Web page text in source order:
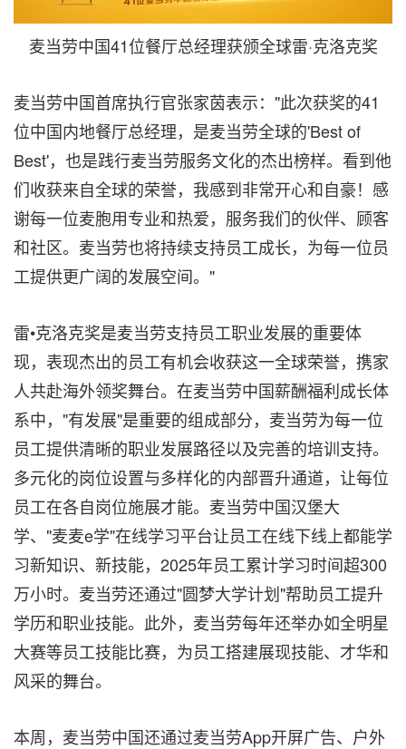
麦当劳中国41位餐厅总经理获颁全球雷·克洛克奖
麦当劳中国首席执行官张家茵表示："此次获奖的41
位中国内地餐厅总经理，是麦当劳全球的'Best of
Best'，也是践行麦当劳服务文化的杰出榜样。看到他
们收获来自全球的荣誉，我感到非常开心和自豪！感
谢每一位麦胞用专业和热爱，服务我们的伙伴、顾客
和社区。麦当劳也将持续支持员工成长，为每一位员
工提供更广阔的发展空间。"
雷•克洛克奖是麦当劳支持员工职业发展的重要体
现，表现杰出的员工有机会收获这一全球荣誉，携家
人共赴海外领奖舞台。在麦当劳中国薪酬福利成长体
系中，"有发展"是重要的组成部分，麦当劳为每一位
员工提供清晰的职业发展路径以及完善的培训支持。
多元化的岗位设置与多样化的内部晋升通道，让每位
员工在各自岗位施展才能。麦当劳中国汉堡大
学、"麦麦e学"在线学习平台让员工在线下线上都能学
习新知识、新技能，2025年员工累计学习时间超300
万小时。麦当劳还通过"圆梦大学计划"帮助员工提升
学历和职业技能。此外，麦当劳每年还举办如全明星
大赛等员工技能比赛，为员工搭建展现技能、才华和
风采的舞台。
本周，麦当劳中国还通过麦当劳App开屏广告、户外